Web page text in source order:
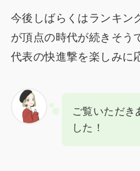
今後しばらくはランキン
が頂点の時代が続きそう
代表の快進撃を楽しみに
ご覧いただき
した！